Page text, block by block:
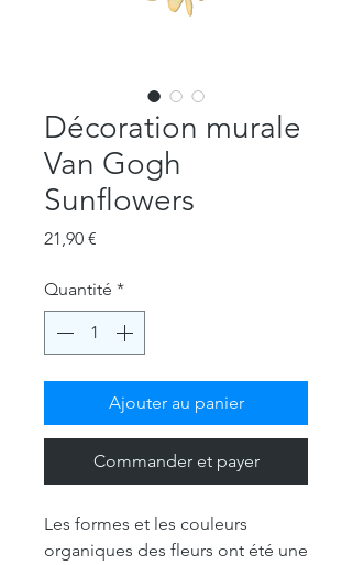
Décoration murale
Van Gogh
Sunflowers
21,90 €
Quantité *
Ajouter au panier
Commander et payer
Les formes et les couleurs
organiques des fleurs ont été une